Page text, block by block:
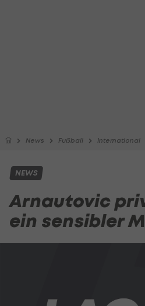
News Fußball International
NEWS
Arnautovic
ein sensibler